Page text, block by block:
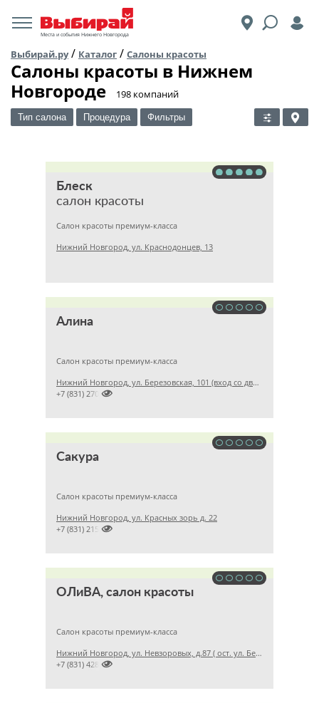
Места и события Нижнего Новгорода
Выбирай.ру/ Каталог / Салоны красоты
Салоны красоты в Нижнем
Новгороде
​198 компаний
Тип салона Процедура Фильтры
Блеск
салон красоты
Салон красоты премиум-класса
Нижний Новгород, ул. Краснодонцев, 13
Алина
Салон красоты премиум-класса
Нижний Новгород, ул. Березовская, 101 (вход со двора)

+7 (831) 2701616
Сакура
Салон красоты премиум-класса
Нижний Новгород, ул. Красных зорь д. 22

+7 (831) 2157409
ОЛиВА, салон красоты
Салон красоты премиум-класса
Нижний Новгород, ул. Невзоровых, д.87 ( ост. ул. Белинского, напротив ТРЦ «Шоколад»)

+7 (831) 4281511